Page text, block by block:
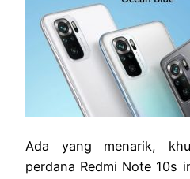
Ada yang menarik,
perdana Redmi Note 10s